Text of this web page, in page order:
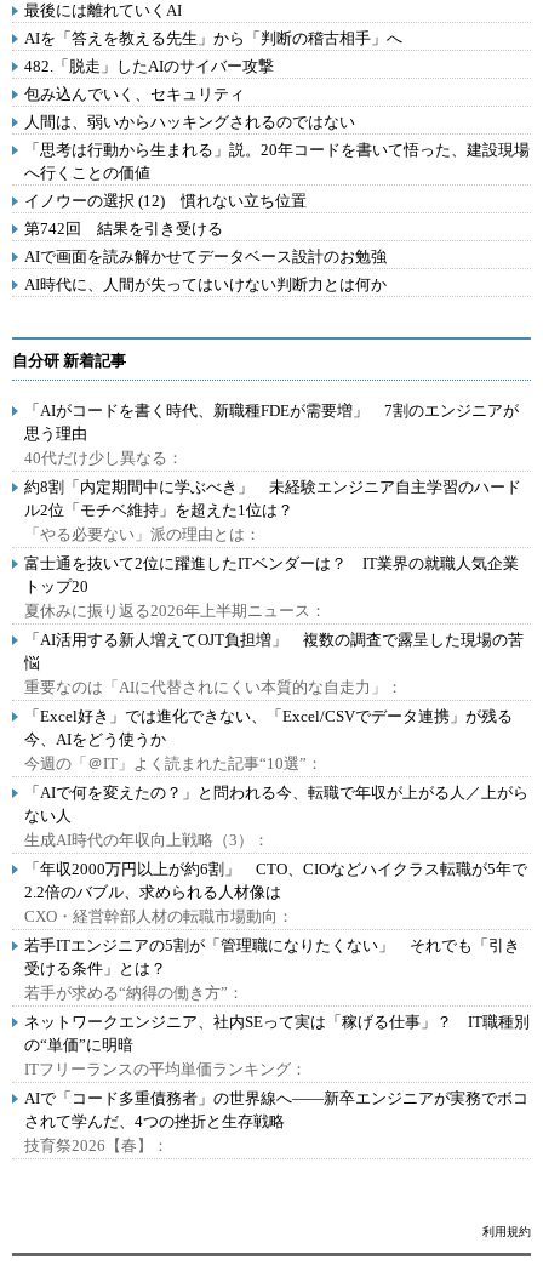
最後には離れていくAI
AIを「答えを教える先生」から「判断の稽古相手」へ
482.「脱走」したAIのサイバー攻撃
包み込んでいく、セキュリティ
人間は、弱いからハッキングされるのではない
「思考は行動から生まれる」説。20年コードを書いて悟った、建設現場
へ行くことの価値
イノウーの選択 (12) 慣れない立ち位置
第742回 結果を引き受ける
AIで画面を読み解かせてデータベース設計のお勉強
AI時代に、人間が失ってはいけない判断力とは何か
自分研 新着記事
「AIがコードを書く時代、新職種FDEが需要増」 7割のエンジニアが
思う理由
40代だけ少し異なる：
約8割「内定期間中に学ぶべき」 未経験エンジニア自主学習のハード
ル2位「モチベ維持」を超えた1位は？
「やる必要ない」派の理由とは：
富士通を抜いて2位に躍進したITベンダーは？ IT業界の就職人気企業
トップ20
夏休みに振り返る2026年上半期ニュース：
「AI活用する新人増えてOJT負担増」 複数の調査で露呈した現場の苦
悩
重要なのは「AIに代替されにくい本質的な自走力」：
「Excel好き」では進化できない、「Excel/CSVでデータ連携」が残る
今、AIをどう使うか
今週の「＠IT」よく読まれた記事“10選”：
「AIで何を変えたの？」と問われる今、転職で年収が上がる人／上がら
ない人
生成AI時代の年収向上戦略（3）：
「年収2000万円以上が約6割」 CTO、CIOなどハイクラス転職が5年で
2.2倍のバブル、求められる人材像は
CXO・経営幹部人材の転職市場動向：
若手ITエンジニアの5割が「管理職になりたくない」 それでも「引き
受ける条件」とは？
若手が求める“納得の働き方”：
ネットワークエンジニア、社内SEって実は「稼げる仕事」？ IT職種別
の“単価”に明暗
ITフリーランスの平均単価ランキング：
AIで「コード多重債務者」の世界線へ――新卒エンジニアが実務でボコ
されて学んだ、4つの挫折と生存戦略
技育祭2026【春】：
利用規約